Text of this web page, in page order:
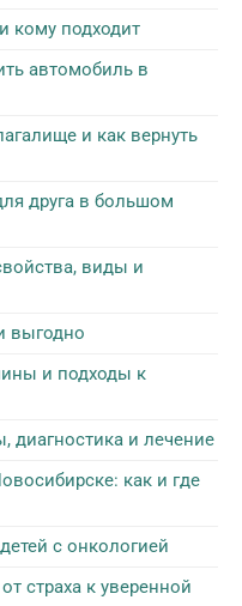
кому подходит
автомобиль в
и как вернуть
друга в большом
виды и
выгодно
и подходы к
и лечение
как и где
с онкологией
страха к уверенной